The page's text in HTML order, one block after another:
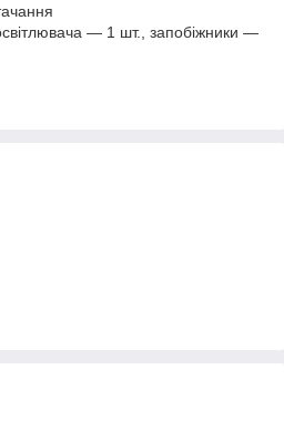
— 1 шт., запобіжники —